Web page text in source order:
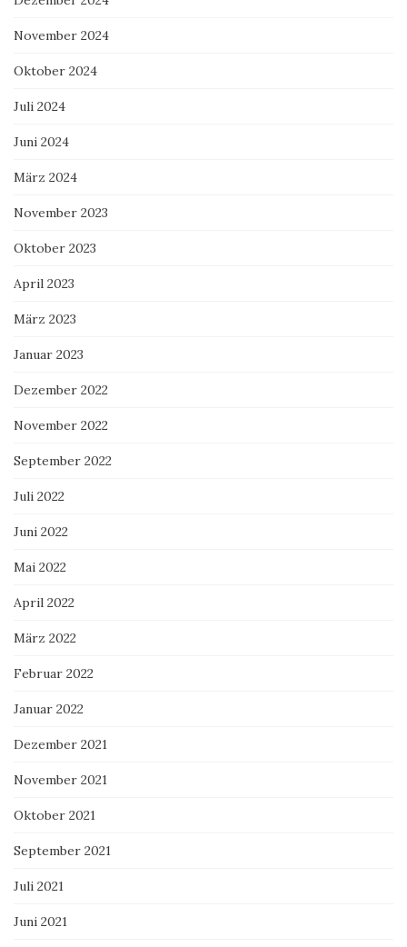
November 2024
Oktober 2024
Juli 2024
Juni 2024
März 2024
November 2023
Oktober 2023
April 2023
März 2023
Januar 2023
Dezember 2022
November 2022
September 2022
Juli 2022
Juni 2022
Mai 2022
April 2022
März 2022
Februar 2022
Januar 2022
Dezember 2021
November 2021
Oktober 2021
September 2021
Juli 2021
Juni 2021